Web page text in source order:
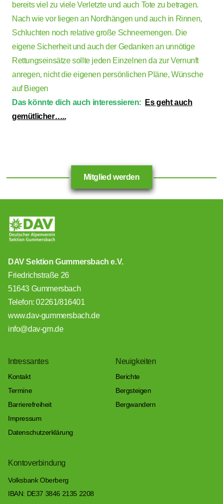
bereits viel zu viele Verletzte und auch Tote zu betragen.
Nach wie vor liegen an Nordhängen und auch in Rinnen,
Schluchten noch relative große Schneemengen. Die
eigene Sicherheit und auch der Gedanken an unnötige
Rettungseinsätze sollte jeden Einzelnen da zur Vernunft
anregen, nicht die eigenen persönlichen Pläne, Wünsche
auf Biegen
Das könnte dich auch interessieren:
Es geht auch
gemütlicher…..
Mitglied werden
DAV Sektion Gummersbach e.V.
Friedrichstraße 26
51643 Gummersbach
Telefon: 02261/816401
www.dav-gummersbach.de
info@dav-gm.de
Intressantes
Kontakt
Termine
Barrierefreiheit
Impressum
Datenschutzerklärung
Neuigkeiten
Berichte
Bergsteigen
Bergwandern
Kontoverbindung
Volksbank Oberberg
IBAN: DE37 3846 2135 2208